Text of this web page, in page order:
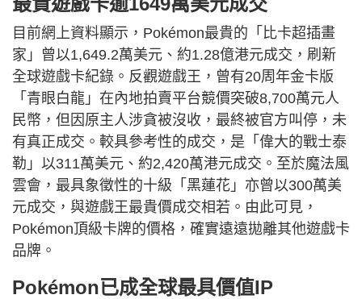
目前網上資料顯示，Pokémon最貴的「比卡超插畫
家」曾以1,649.2萬美元、約1.28億港元成交，刷新
全球遊戲卡紀錄。反觀遊戲王，曾有20周年金卡版
「青眼白龍」在內地拍賣平台競價突破8,700萬元人
民幣，但因原主人涉貪被沒收，最終被官方叫停，未
有真正成交。較具參考性的成交，是「偉大的戰士泰
勒」以311萬美元、約2,420萬港元成交。至於魔法風
雲會，最具象徵性的十級「黑蓮花」亦曾以300萬美
元成交，與遊戲王最貴價成交相若。由此可見，
Pokémon頂級卡牌的價格，確實遠遠拋離其他遊戲卡
品牌。
Pokémon已成全球最具價值IP